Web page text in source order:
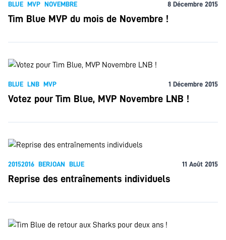
BLUE MVP NOVEMBRE 8 Décembre 2015
Tim Blue MVP du mois de Novembre !
BLUE LNB MVP 1 Décembre 2015
Votez pour Tim Blue, MVP Novembre LNB !
20152016 BERJOAN BLUE 11 Août 2015
Reprise des entraînements individuels